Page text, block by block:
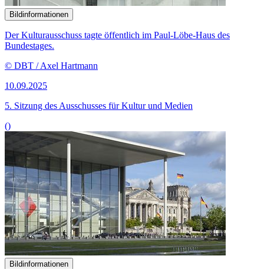
Bildinformationen
Der Kulturausschuss tagte öffentlich im Paul-Löbe-Haus des
Bundestages.
© DBT / Axel Hartmann
10.09.2025
5. Sitzung des Ausschusses für Kultur und Medien
()
Bildinformationen